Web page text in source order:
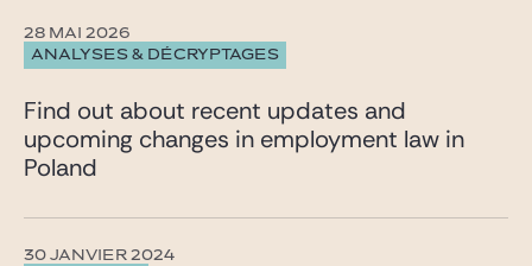
ANALYSES & DÉCRYPTAGES
28 MAI 2026
Find out about recent updates and
upcoming changes in employment law in
Poland
30 JANVIER 2024